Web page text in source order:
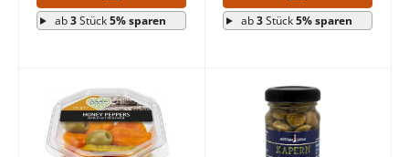
ab3Stück5% sparen ab3Stück5% sparen